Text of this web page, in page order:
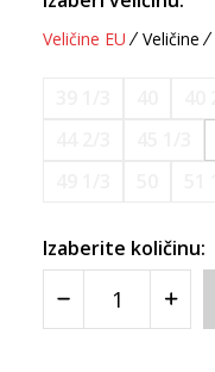
Veličine EU Veličine
Izaberite količinu: